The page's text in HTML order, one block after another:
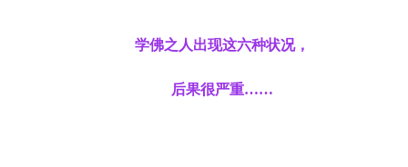
学佛之人出现这六种状况，
后果很严重……